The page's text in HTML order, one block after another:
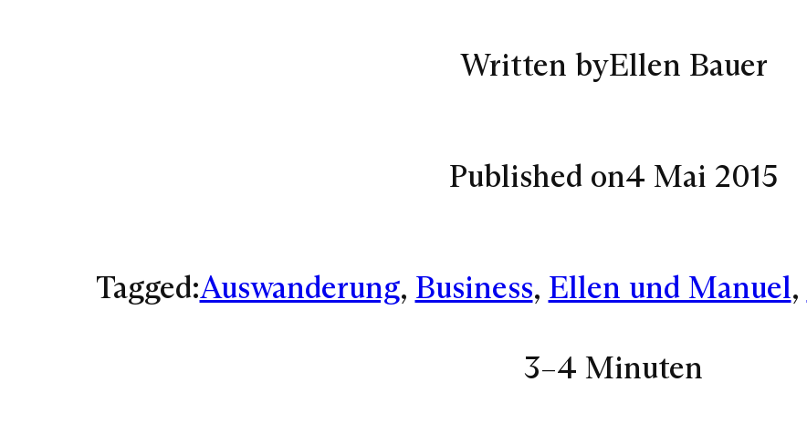
Written byEllen Bauer
Published on4 Mai 2015
Tagged:Auswanderung, Business, Ellen und Manuel,
3–4 Minuten